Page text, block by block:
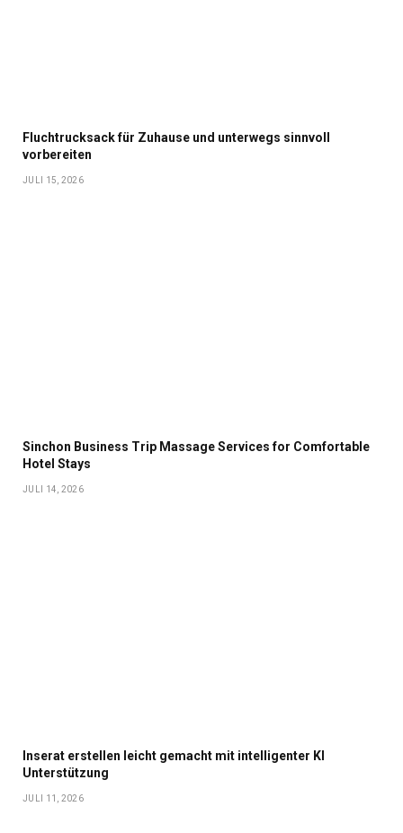
Fluchtrucksack für Zuhause und unterwegs sinnvoll
vorbereiten
JULI 15, 2026
Sinchon Business Trip Massage Services for Comfortable
Hotel Stays
JULI 14, 2026
Inserat erstellen leicht gemacht mit intelligenter KI
Unterstützung
JULI 11, 2026